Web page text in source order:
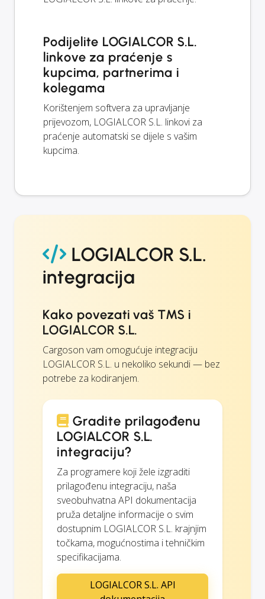
Podijelite LOGIALCOR S.L.
linkove za praćenje s
kupcima, partnerima i
kolegama
Korištenjem softvera za upravljanje
prijevozom, LOGIALCOR S.L. linkovi za
praćenje automatski se dijele s vašim
kupcima.
LOGIALCOR S.L.
integracija
Kako povezati vaš TMS i
LOGIALCOR S.L.
Cargoson vam omogućuje integraciju
LOGIALCOR S.L. u nekoliko sekundi — bez
potrebe za kodiranjem.
Gradite prilagođenu
LOGIALCOR S.L.
integraciju?
Za programere koji žele izgraditi
prilagođenu integraciju, naša
sveobuhvatna API dokumentacija
pruža detaljne informacije o svim
dostupnim LOGIALCOR S.L. krajnjim
točkama, mogućnostima i tehničkim
specifikacijama.
LOGIALCOR S.L. API